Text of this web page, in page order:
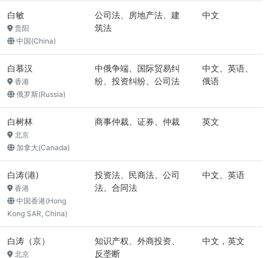
白敏
贵阳
中国(China)
公司法、房地产法、建
筑法
中文
白慕汉
香港
俄罗斯(Russia)
中俄争端、国际贸易纠
纷、投资纠纷、公司法
中文、英语、
俄语
白树林
北京
加拿大(Canada)
商事仲裁、证券、仲裁 英文
白涛(港)
香港
中国香港(Hong
Kong SAR, China)
投资法、民商法、公司
法、合同法
中文、英语
白涛（京）
北京
知识产权、外商投资、
反垄断
中文，英文